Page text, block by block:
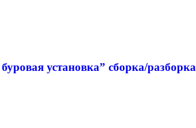
установка” сборка/разборка